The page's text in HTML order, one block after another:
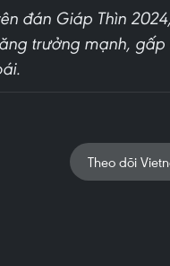
đán Giáp Thìn
trưởng mạnh, gấp
Theo dõi